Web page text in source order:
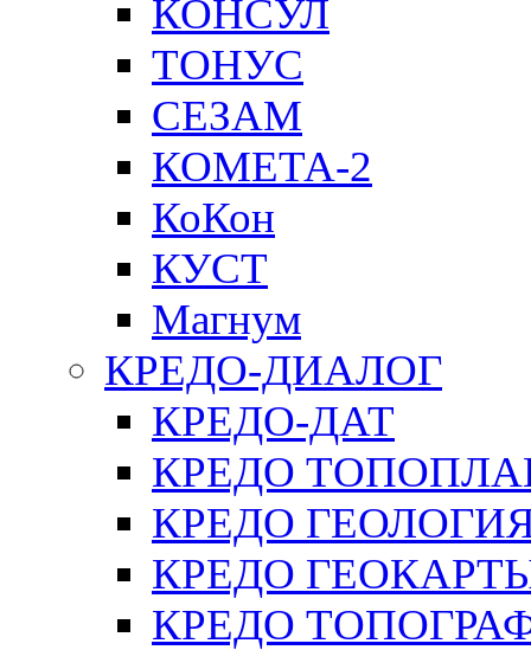
КОНСУЛ
ТОНУС
СЕЗАМ
КОМЕТА-2
КоКон
КУСТ
Магнум
КРЕДО-ДИАЛОГ
КРЕДО-ДАТ
КРЕДО
КРЕДО
КРЕДО
КРЕДО